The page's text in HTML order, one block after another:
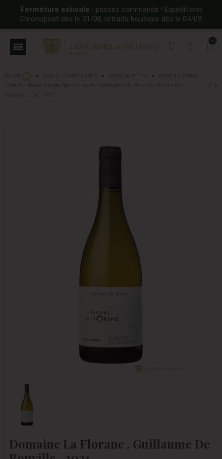
Fermeture estivale : passez commande ! Expéditions
Chronopost dès le 31/08, retraits boutique dès le 04/09.
Domaine La Florane , Guillaume De